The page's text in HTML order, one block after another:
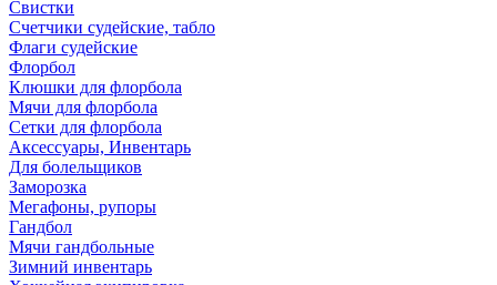
Свистки
Счетчики судейские, табло
Флаги судейские
Флорбол
Клюшки для флорбола
Мячи для флорбола
Сетки для флорбола
Аксессуары, Инвентарь
Для болельщиков
Заморозка
Мегафоны, рупоры
Гандбол
Мячи гандбольные
Зимний инвентарь